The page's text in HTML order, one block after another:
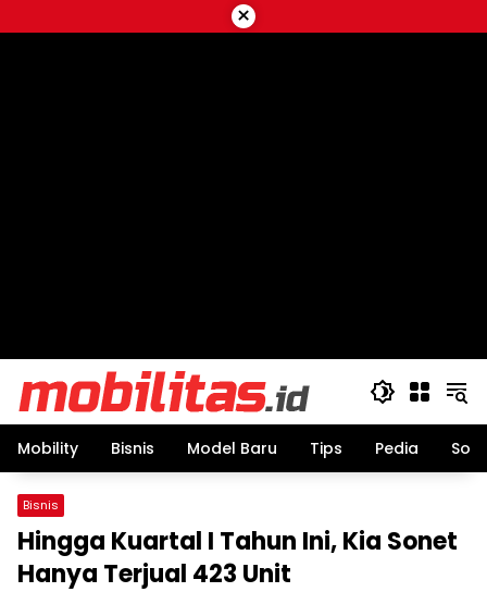
to
×
Mobility Bisnis Model Baru Tips Pedia
Bisnis
Hingga Kuartal I Tahun Ini, Kia Sonet
Hanya Terjual 423 Unit